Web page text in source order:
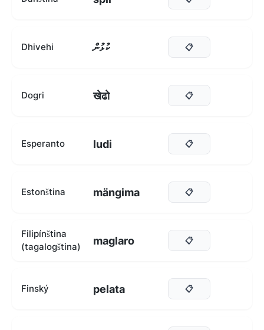
Dhivehi ކުޅުން 📋
Dogri खेढो 📋
Esperanto ludi 📋
Estonština mängima 📋
Filipínština
(tagalogština)
maglaro 📋
Finský pelata 📋